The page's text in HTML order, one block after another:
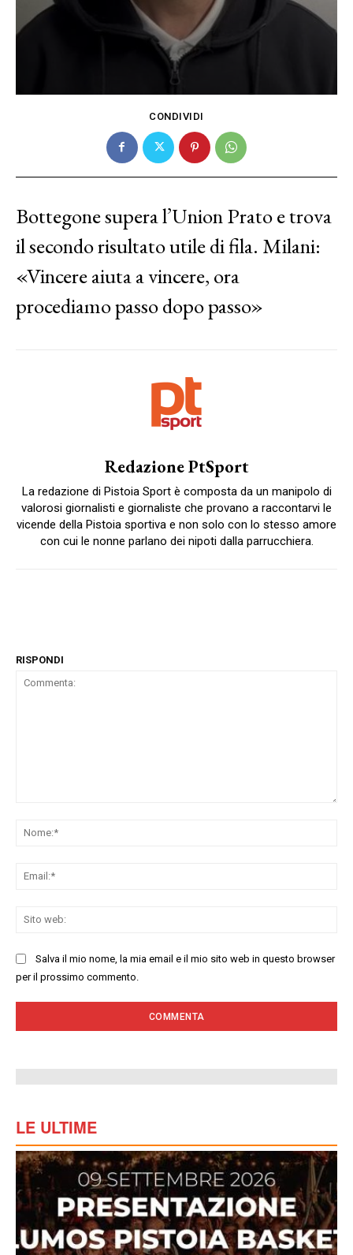
CONDIVIDI
Bottegone supera l’Union Prato e trova
il secondo risultato utile di fila. Milani:
«Vincere aiuta a vincere, ora
procediamo passo dopo passo»
Redazione PtSport
La redazione di Pistoia Sport è composta da un manipolo di
valorosi giornalisti e giornaliste che provano a raccontarvi le
vicende della Pistoia sportiva e non solo con lo stesso amore
con cui le nonne parlano dei nipoti dalla parrucchiera.
RISPONDI
Salva il mio nome, la mia email e il mio sito web in questo browser
per il prossimo commento.
LE ULTIME